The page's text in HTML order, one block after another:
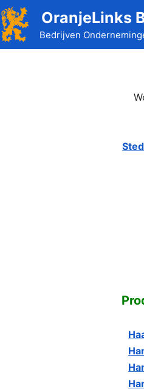
Ga
naar
de
inhoud
OranjeLinks
Bedrijven